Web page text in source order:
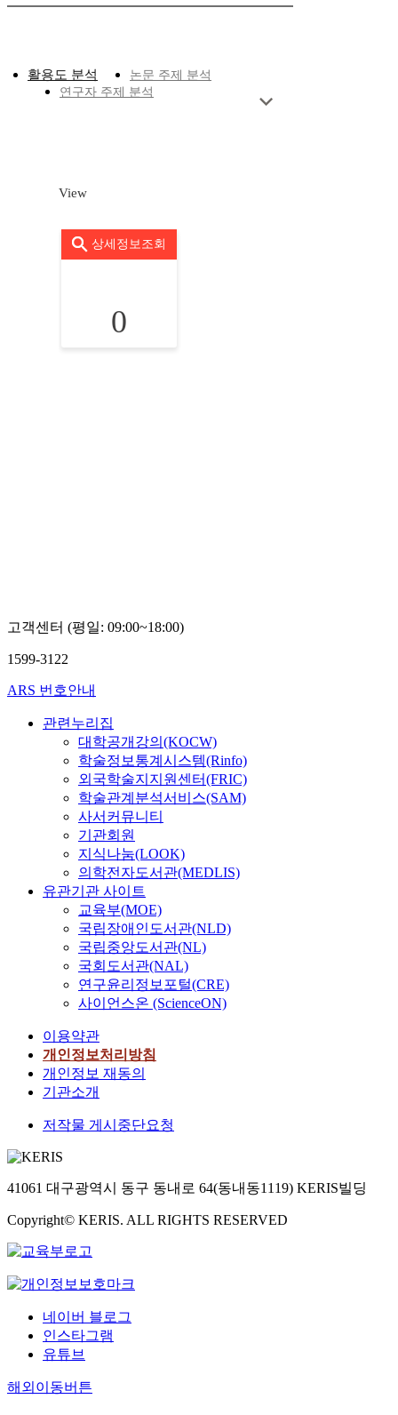
활용도 분석
논문 주제 분석
연구자 주제 분석
View
상세정보조회
0
고객센터 (평일: 09:00~18:00)
1599-3122
ARS 번호안내
관련누리집
대학공개강의(KOCW)
학술정보통계시스템(Rinfo)
외국학술지지원센터(FRIC)
학술관계분석서비스(SAM)
사서커뮤니티
기관회원
지식나눔(LOOK)
의학전자도서관(MEDLIS)
유관기관 사이트
교육부(MOE)
국립장애인도서관(NLD)
국립중앙도서관(NL)
국회도서관(NAL)
연구윤리정보포털(CRE)
사이언스온 (ScienceON)
이용약관
개인정보처리방침
개인정보 재동의
기관소개
저작물 게시중단요청
41061 대구광역시 동구 동내로 64(동내동1119) KERIS빌딩
Copyright© KERIS. ALL RIGHTS RESERVED
네이버 블로그
인스타그램
유튜브
해외이동버튼